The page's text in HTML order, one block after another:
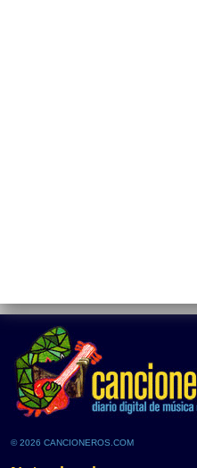
© 2026 CANCIONEROS.COM